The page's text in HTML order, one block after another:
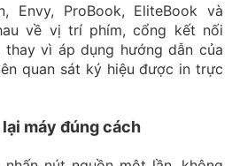
Envy, ProBook, EliteBook và
về vị trí phím, cổng kết nối
thay vì áp dụng hướng dẫn của
quan sát ký hiệu được in trực
máy đúng cách